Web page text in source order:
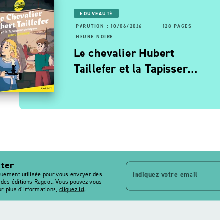
PAGES: 06/11/2025
NOIRE
d'enfer
NOUVEAUTÉ
PARUTION : 10/06/2026
128 PAGES
HEURE NOIRE
Le chevalier Hubert
Taillefer et la Tapisser…
utilisée pour vous envoyer des
éditions Rageot. Vous pouvez vous
plus d’informations, cliquez ici.
Indiquez votre email